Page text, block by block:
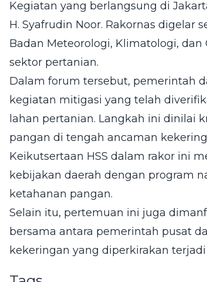
Kegiatan yang berlangsung di
H. Syafrudin Noor. Rakornas
Badan Meteorologi, Klimatologi,
sektor pertanian.
Dalam forum tersebut, pemerintah
kegiatan mitigasi yang telah
lahan pertanian. Langkah ini dinilai
pangan di tengah ancaman
Keikutsertaan HSS dalam rakor ini
kebijakan daerah dengan program
ketahanan pangan.
Selain itu, pertemuan ini juga
bersama antara pemerintah pusat
kekeringan yang diperkirakan